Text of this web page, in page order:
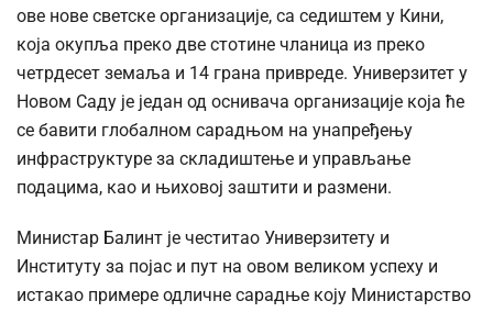
ове нове светске организације, са седиштем у Кини,
која окупља преко две стотине чланица из преко
четрдесет земаља и 14 грана привреде. Универзитет у
Новом Саду је један од оснивача организације која ће
се бавити глобалном сарадњом на унапређењу
инфраструктуре за складиштење и управљање
подацима, као и њиховој заштити и размени.
Министар Балинт је честитао Универзитету и
Институту за појас и пут на овом великом успеху и
истакао примере одличне сарадње коју Министарство